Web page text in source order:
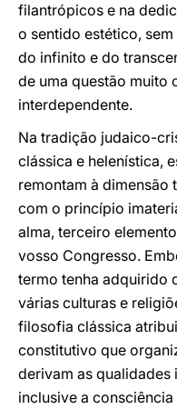
filantrópicos e na
o sentido estético,
do infinito e do
de uma questão muito
interdependente.
Na tradição judaico-
clássica e helenística,
remontam à dimensão
com o princípio
alma, terceiro
vosso Congresso.
termo tenha adquirido
várias culturas e
filosofia clássica
constitutivo que
derivam as qualidades
inclusive a